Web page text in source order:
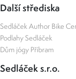
Další střediska
Sedláček Author Bike
Podlahy Sedláček
Dům jógy Příbram
Sedláček s.r.o.